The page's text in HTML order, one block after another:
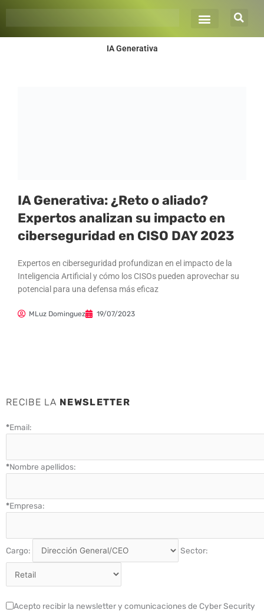
IA Generativa
IA Generativa: ¿Reto o aliado?
Expertos analizan su impacto en
ciberseguridad en CISO DAY 2023
Expertos en ciberseguridad profundizan en el impacto de la
Inteligencia Artificial y cómo los CISOs pueden aprovechar su
potencial para una defensa más eficaz
MLuz Dominguez 19/07/2023
RECIBE LA NEWSLETTER
*Email:
*Nombre apellidos:
*Empresa:
Cargo: Sector:
Acepto recibir la newsletter y comunicaciones de Cyber Security